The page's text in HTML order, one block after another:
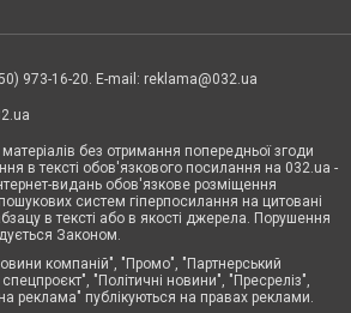
973-16-20. E-mail: reklama@032.ua
без отримання попередньої згоди
в тексті обов'язкового посилання на 032.ua -
видань обов'язкове розміщення
систем гіперпосилання на цитовані
в тексті або в якості джерела. Порушення
Законом.
компаній", "Промо", "Партнерський
"Політичні новини", "Пресреліз",
реклама" публікуються на правах реклами.